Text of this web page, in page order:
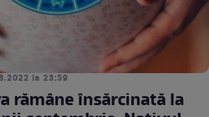
la 23:59
rămâne însărcinată la